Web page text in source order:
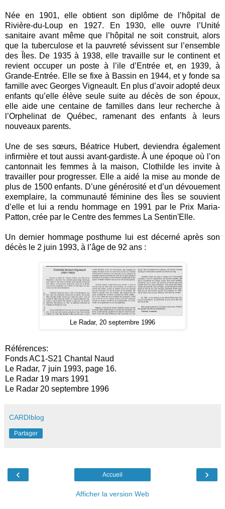
Née en 1901, elle obtient son diplôme de l’hôpital de
Rivière-du-Loup en 1927. En 1930, elle ouvre l’Unité
sanitaire avant même que l’hôpital ne soit construit, alors
que la tuberculose et la pauvreté sévissent sur l’ensemble
des Îles. De 1935 à 1938, elle travaille sur le continent et
revient occuper un poste à l’ile d’Entrée et, en 1939, à
Grande-Entrée. Elle se fixe à Bassin en 1944, et y fonde sa
famille avec Georges Vigneault. En plus d’avoir adopté deux
enfants qu’elle élève seule suite au décès de son époux,
elle aide une centaine de familles dans leur recherche à
l’Orphelinat de Québec, ramenant des enfants à leurs
nouveaux parents.
Une de ses sœurs, Béatrice Hubert, deviendra également
infirmière et tout aussi avant-gardiste. À une époque où l’on
cantonnait les femmes à la maison, Clothilde les invite à
travailler pour progresser. Elle a aidé la mise au monde de
plus de 1500 enfants. D’une générosité et d’un dévouement
exemplaire, la communauté féminine des Îles se souvient
d’elle et lui a rendu hommage en 1991 par le Prix Maria-
Patton, crée par le Centre des femmes La Sentin'Elle.
Un dernier hommage posthume lui est décerné après son
décès le 2 juin 1993, à l’âge de 92 ans :
Le Radar, 20 septembre 1996
Références:
Fonds AC1-S21 Chantal Naud
Le Radar, 7 juin 1993, page 16.
Le Radar 19 mars 1991
Le Radar 20 septembre 1996
CARDIblog
Partager
‹ ›
Accueil
Afficher la version Web